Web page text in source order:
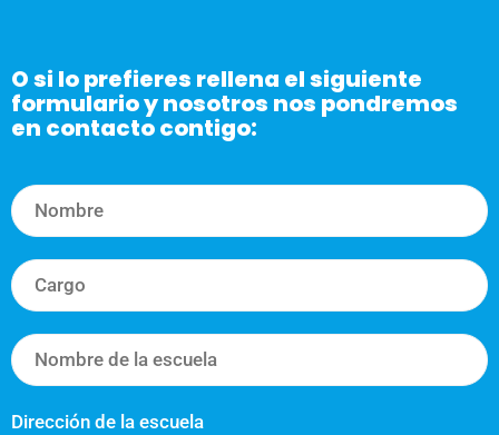
O si lo prefieres rellena el siguiente
formulario y nosotros nos pondremos
en contacto contigo:
Dirección de la escuela